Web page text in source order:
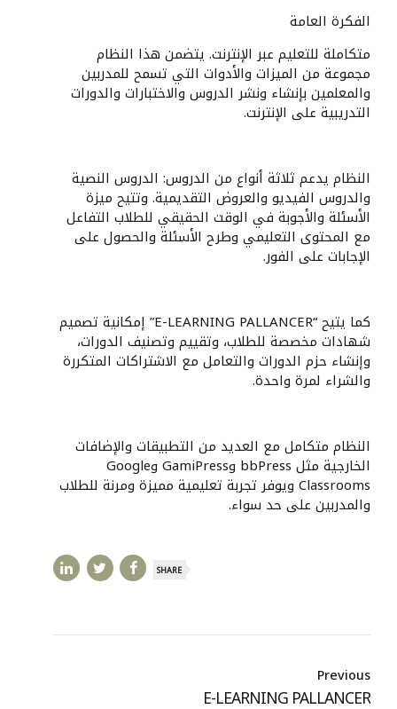
الفكرة العامة
متكاملة للتعليم عبر الإنترنت. يتضمن هذا النظام
مجموعة من الميزات والأدوات التي تسمح للمدربين
والمعلمين بإنشاء ونشر الدروس والاختبارات والدورات
التدريبية على الإنترنت.
النظام يدعم ثلاثة أنواع من الدروس: الدروس النصية
والدروس الفيديو والعروض التقديمية. وتتيح ميزة
الأسئلة والأجوبة في الوقت الحقيقي للطلاب التفاعل
مع المحتوى التعليمي وطرح الأسئلة والحصول على
الإجابات على الفور.
كما يتيح “E-LEARNING PALLANCER” إمكانية تصميم
شهادات مخصصة للطلاب، وتقييم وتصنيف الدورات،
وإنشاء حزم الدورات والتعامل مع الاشتراكات المتكررة
والشراء لمرة واحدة.
النظام متكامل مع العديد من التطبيقات والإضافات
الخارجية مثل bbPress وGamiPress وGoogle
Classrooms ويوفر تجربة تعليمية مميزة ومرنة للطلاب
والمدربين على حد سواء.
SHARE
Previous
E-LEARNING PALLANCER